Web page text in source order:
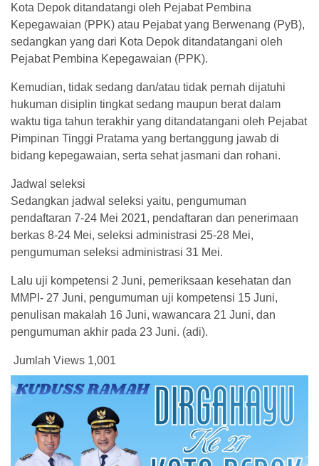
Kota Depok ditandatangi oleh Pejabat Pembina
Kepegawaian (PPK) atau Pejabat yang Berwenang (PyB),
sedangkan yang dari Kota Depok ditandatangani oleh
Pejabat Pembina Kepegawaian (PPK).
Kemudian, tidak sedang dan/atau tidak pernah dijatuhi
hukuman disiplin tingkat sedang maupun berat dalam
waktu tiga tahun terakhir yang ditandatangani oleh Pejabat
Pimpinan Tinggi Pratama yang bertanggung jawab di
bidang kepegawaian, serta sehat jasmani dan rohani.
Jadwal seleksi
Sedangkan jadwal seleksi yaitu, pengumuman
pendaftaran 7-24 Mei 2021, pendaftaran dan penerimaan
berkas 8-24 Mei, seleksi administrasi 25-28 Mei,
pengumuman seleksi administrasi 31 Mei.
Lalu uji kompetensi 2 Juni, pemeriksaan kesehatan dan
MMPI- 27 Juni, pengumuman uji kompetensi 15 Juni,
penulisan makalah 16 Juni, wawancara 21 Juni, dan
pengumuman akhir pada 23 Juni. (adi).
Jumlah Views 1,001